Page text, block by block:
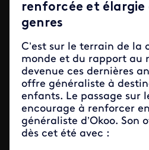
renforcée et élargie
genres
C’est sur le terrain de la
monde et du rapport au
devenue ces dernières
offre généraliste à
enfants. Le passage sur
encourage à renforcer
généraliste d’Okoo. Son
dès cet été avec :